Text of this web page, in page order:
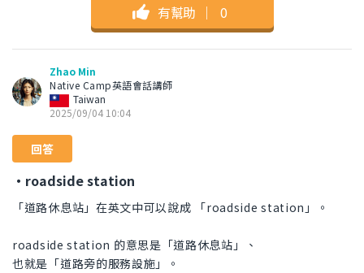
有幫助 ｜ 0
Zhao Min
Native Camp英語會話講師
Taiwan
2025/09/04 10:04
回答
・roadside station
「道路休息站」在英文中可以說成 「roadside station」。
roadside station 的意思是「道路休息站」、
也就是「道路旁的服務設施」。